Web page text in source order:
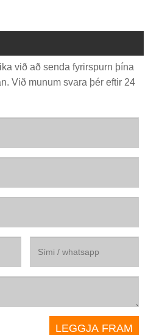
við að senda fyrirspurn þína
Við munum svara þér eftir 24